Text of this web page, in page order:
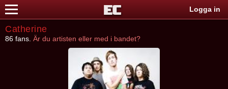
Logga in
Catherine
86 fans. Är du artisten eller med i bandet?